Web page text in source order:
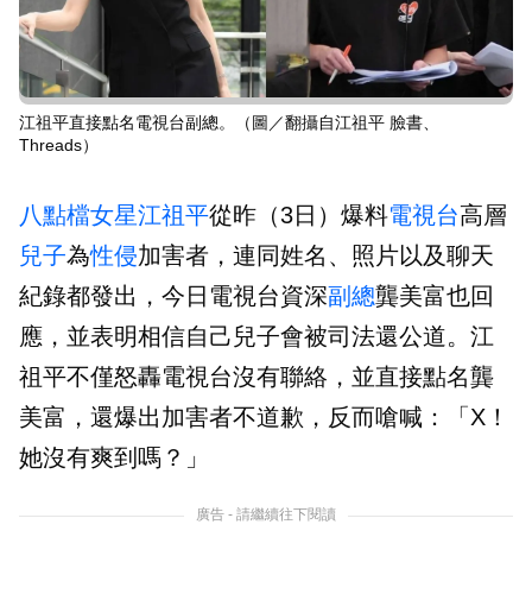
江祖平直接點名電視台副總。（圖／翻攝自江祖平 臉書、
Threads）
八點檔女星江祖平從昨（3日）爆料電視台高層
兒子為性侵加害者，連同姓名、照片以及聊天
紀錄都發出，今日電視台資深副總龔美富也回
應，並表明相信自己兒子會被司法還公道。江
祖平不僅怒轟電視台沒有聯絡，並直接點名龔
美富，還爆出加害者不道歉，反而嗆喊：「X！
她沒有爽到嗎？」
廣告 - 請繼續往下閱讀